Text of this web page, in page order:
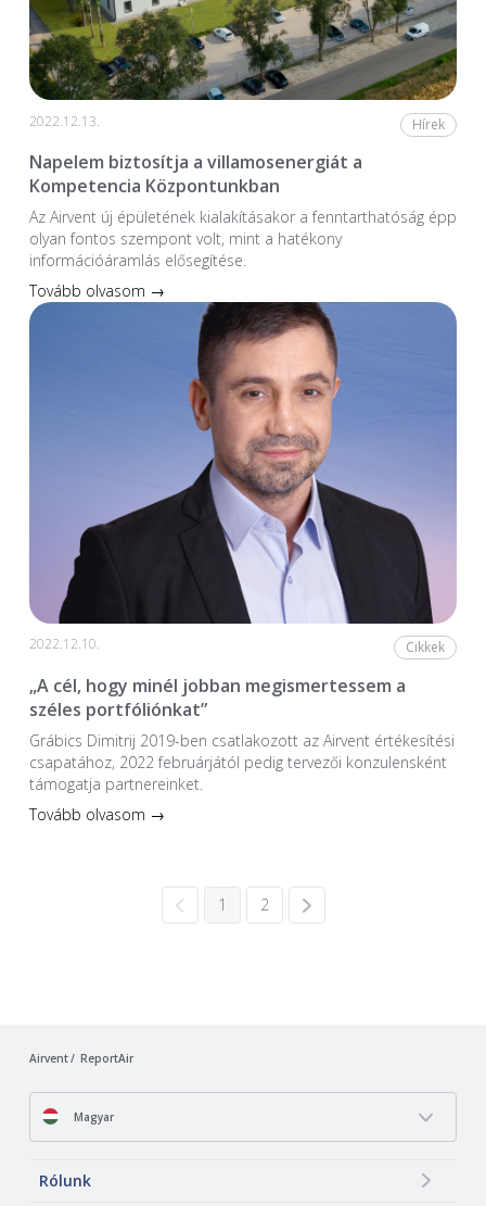
2022.12.13. Hírek
Napelem biztosítja a villamosenergiát a
Kompetencia Központunkban
Az Airvent új épületének kialakításakor a fenntarthatóság épp
olyan fontos szempont volt, mint a hatékony
információáramlás elősegítése.
Tovább olvasom →
2022.12.10. Cikkek
„A cél, hogy minél jobban megismertessem a
széles portfóliónkat”
Grábics Dimitrij 2019-ben csatlakozott az Airvent értékesítési
csapatához, 2022 februárjától pedig tervezői konzulensként
támogatja partnereinket.
Tovább olvasom →
1 2
Airvent ReportAir
Magyar
Rólunk